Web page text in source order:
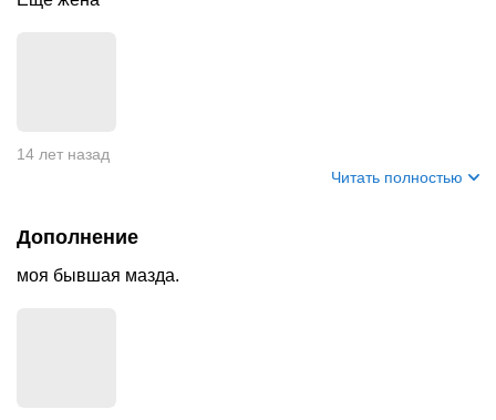
14 лет назад
Читать полностью
Дополнение
моя бывшая мазда.